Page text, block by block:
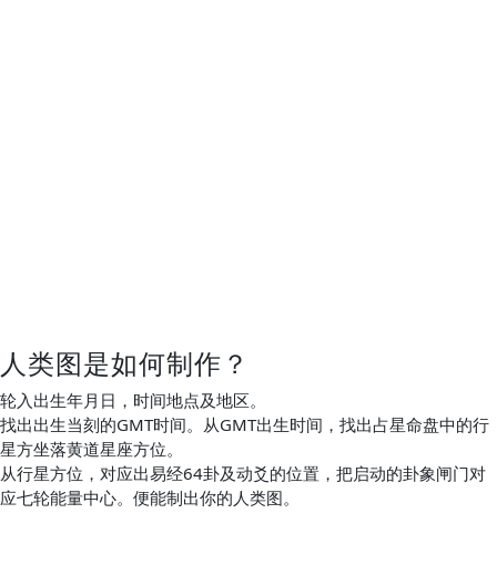
人类图是如何制作？
轮入出生年月日，时间地点及地区。
找出出生当刻的GMT时间。从GMT出生时间，找出占星命盘中的行
星方坐落黄道星座方位。
从行星方位，对应出易经64卦及动爻的位置，把启动的卦象闸门对
应七轮能量中心。便能制出你的人类图。